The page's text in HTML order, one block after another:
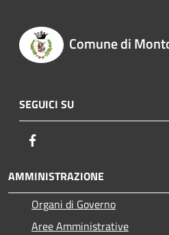
Comune di
SEGUICI SU
AMMINISTRAZIONE
Organi di Governo
Aree Amministrative